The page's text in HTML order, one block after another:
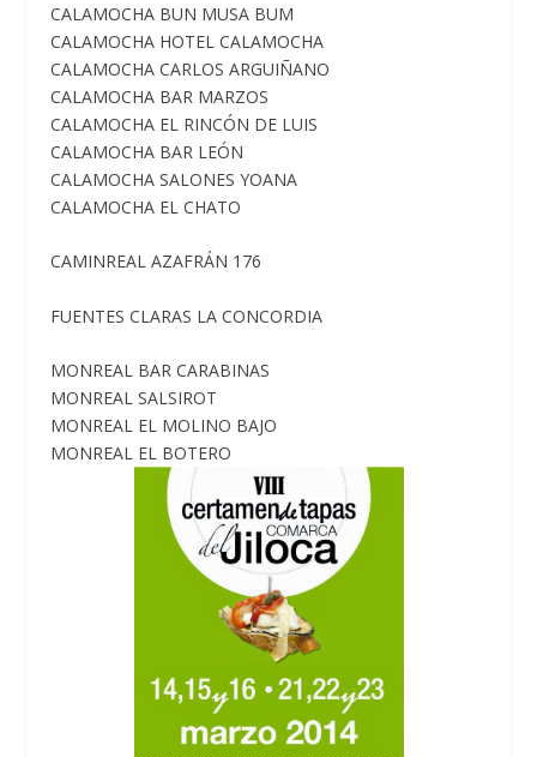
CALAMOCHA BUN MUSA BUM
CALAMOCHA HOTEL CALAMOCHA
CALAMOCHA CARLOS ARGUIÑANO
CALAMOCHA BAR MARZOS
CALAMOCHA EL RINCÓN DE LUIS
CALAMOCHA BAR LEÓN
CALAMOCHA SALONES YOANA
CALAMOCHA EL CHATO
CAMINREAL AZAFRÁN 176
FUENTES CLARAS LA CONCORDIA
MONREAL BAR CARABINAS
MONREAL SALSIROT
MONREAL EL MOLINO BAJO
MONREAL EL BOTERO